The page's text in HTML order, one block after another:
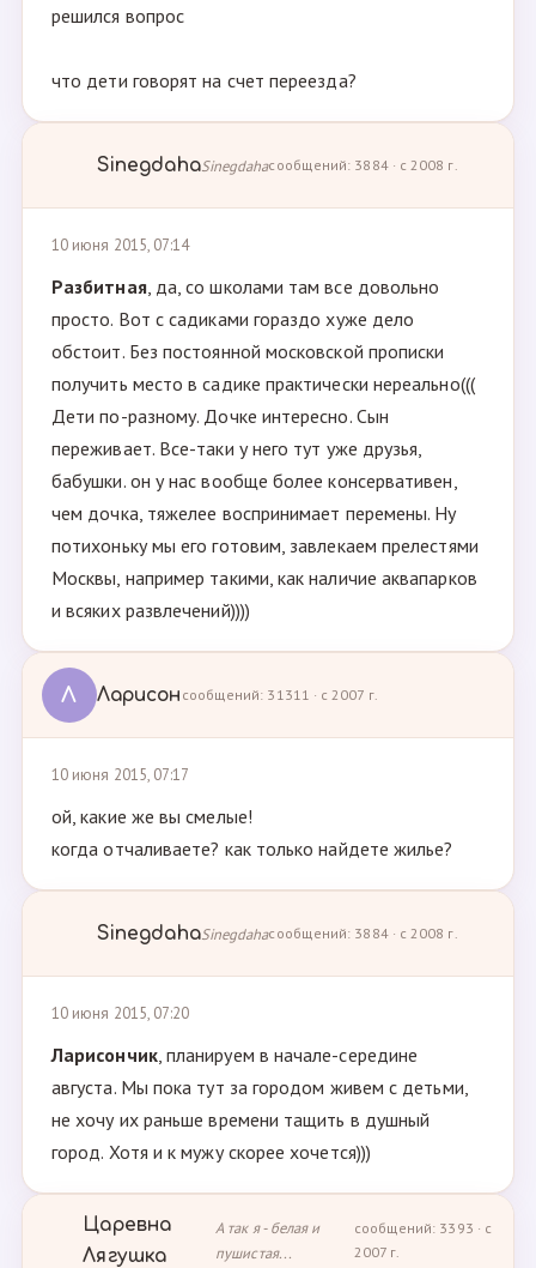
решился вопрос
что дети говорят на счет переезда?
SinegdahaSinegdahaсообщений: 3884 · с 2008 г.
10 июня 2015, 07:14
Разбитная, да, со школами там все довольно
просто. Вот с садиками гораздо хуже дело
обстоит. Без постоянной московской прописки
получить место в садике практически нереально(((
Дети по-разному. Дочке интересно. Сын
переживает. Все-таки у него тут уже друзья,
бабушки. он у нас вообще более консервативен,
чем дочка, тяжелее воспринимает перемены. Ну
потихоньку мы его готовим, завлекаем прелестями
Москвы, например такими, как наличие аквапарков
и всяких развлечений))))
Л Ларисон сообщений: 31311 · с 2007 г.
10 июня 2015, 07:17
ой, какие же вы смелые!
когда отчаливаете? как только найдете жилье?
SinegdahaSinegdahaсообщений: 3884 · с 2008 г.
10 июня 2015, 07:20
Ларисончик, планируем в начале-середине
августа. Мы пока тут за городом живем с детьми,
не хочу их раньше времени тащить в душный
город. Хотя и к мужу скорее хочется)))
Царевна
Лягушка
А так я - белая и
пушистая...
сообщений: 3393 · с
2007 г.